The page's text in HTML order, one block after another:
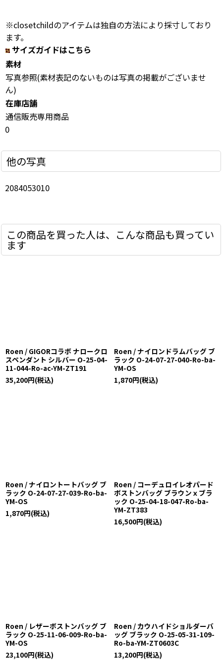
※closetchildのアイテムは独自の方法により採寸しており
ます。
サイズガイドはこちら
素材
写真参照(素材表記のないものは写真の掲載がございませ
ん)
在庫店舗
通信販売専用商品
0
他の写真
2084053010
この商品を買った人は、こんな商品も買ってい
ます
Roen / GIGORコラボ ナロークロ
スペンダント シルバー O-25-04-
11-044-Ro-ac-YM-ZT191
35,200円(税込)
Roen / ナイロンドラムバッグ ブ
ラック O-24-07-27-040-Ro-ba-
YM-OS
1,870円(税込)
Roen / ナイロントートバッグ ブ
ラック O-24-07-27-039-Ro-ba-
YM-OS
1,870円(税込)
Roen / コーデュロイレオパード
ボストンバッグ ブラウンｘブラ
ック O-25-04-18-047-Ro-ba-
YM-ZT383
16,500円(税込)
Roen / レザーボストンバッグ ブ
ラック O-25-11-06-009-Ro-ba-
YM-OS
23,100円(税込)
Roen / カウハイドショルダーバ
ッグ ブラック O-25-05-31-109-
Ro-ba-YM-ZT0603C
13,200円(税込)